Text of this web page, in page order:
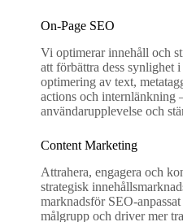
On-Page SEO
Vi optimerar innehåll och
att förbättra dess synlighet
optimering av text,
actions och internlänkning
användarupplevelse och
Content Marketing
Attrahera, engagera och
strategisk
marknadsför SEO-
målgrupp och driver mer